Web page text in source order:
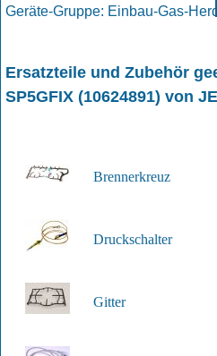
Geräte-Gruppe: Einbau-Gas-
Ersatzteile und Zubehör
SP5GFIX (10624891) von
Brennerkreuz
Druckschalter
Gitter